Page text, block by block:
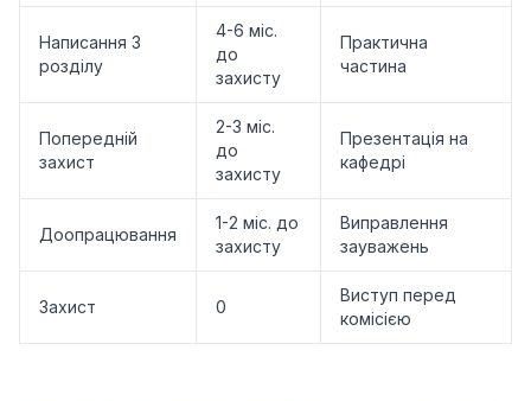
Написання 3
розділу
4-6 міс.
до
захисту
Практична
частина
Попередній
захист
2-3 міс.
до
захисту
Презентація на
кафедрі
Доопрацювання
1-2 міс. до
захисту
Виправлення
зауважень
Захист 0
Виступ перед
комісією